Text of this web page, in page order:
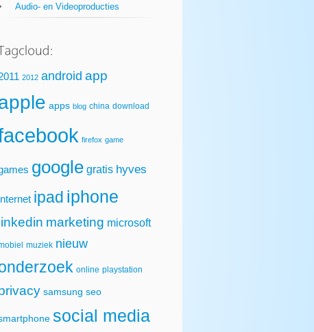
Audio- en Videoproducties
2012 android app
apps blog china download
firefox game
google gratis hyves
ipad iphone
linkedin marketing microsoft
muziek nieuw
online playstation
samsung seo
social media